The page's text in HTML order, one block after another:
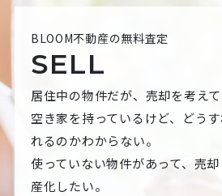
BLOOM不動産の無料査定
SELL
居住中の物件だが、売却を考えて
空き家を持っているけど、どう
れるのかわからない。
使っていない物件があって、売
産化したい。